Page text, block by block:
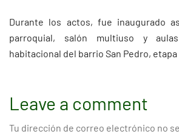
Durante los actos, fue inaugurado
parroquial, salón multiuso y
habitacional del barrio San Pedro, etapa
Leave a comment
Tu dirección de correo electrónico no